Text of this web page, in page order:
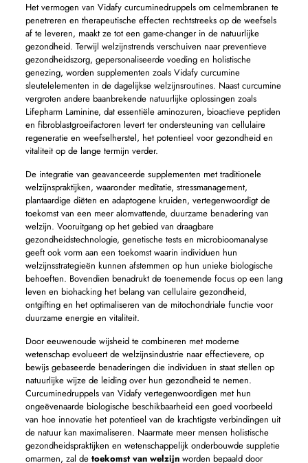
Het vermogen van Vidafy curcuminedruppels om celmembranen te
penetreren en therapeutische effecten rechtstreeks op de weefsels
af te leveren, maakt ze tot een game-changer in de natuurlijke
gezondheid. Terwijl welzijnstrends verschuiven naar preventieve
gezondheidszorg, gepersonaliseerde voeding en holistische
genezing, worden supplementen zoals Vidafy curcumine
sleutelelementen in de dagelijkse welzijnsroutines. Naast curcumine
vergroten andere baanbrekende natuurlijke oplossingen zoals
Lifepharm Laminine, dat essentiële aminozuren, bioactieve peptiden
en fibroblastgroeifactoren levert ter ondersteuning van cellulaire
regeneratie en weefselherstel, het potentieel voor gezondheid en
vitaliteit op de lange termijn verder.
De integratie van geavanceerde supplementen met traditionele
welzijnspraktijken, waaronder meditatie, stressmanagement,
plantaardige diëten en adaptogene kruiden, vertegenwoordigt de
toekomst van een meer alomvattende, duurzame benadering van
welzijn. Vooruitgang op het gebied van draagbare
gezondheidstechnologie, genetische tests en microbioomanalyse
geeft ook vorm aan een toekomst waarin individuen hun
welzijnsstrategieën kunnen afstemmen op hun unieke biologische
behoeften. Bovendien benadrukt de toenemende focus op een lang
leven en biohacking het belang van cellulaire gezondheid,
ontgifting en het optimaliseren van de mitochondriale functie voor
duurzame energie en vitaliteit.
Door eeuwenoude wijsheid te combineren met moderne
wetenschap evolueert de welzijnsindustrie naar effectievere, op
bewijs gebaseerde benaderingen die individuen in staat stellen op
natuurlijke wijze de leiding over hun gezondheid te nemen.
Curcuminedruppels van Vidafy vertegenwoordigen met hun
ongeëvenaarde biologische beschikbaarheid een goed voorbeeld
van hoe innovatie het potentieel van de krachtigste verbindingen uit
de natuur kan maximaliseren. Naarmate meer mensen holistische
gezondheidspraktijken en wetenschappelijk onderbouwde suppletie
omarmen, zal de toekomst van welzijnworden bepaald door